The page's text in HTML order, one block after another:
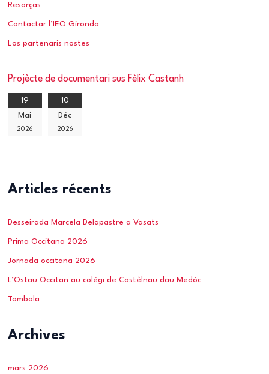
Resorças
Contactar l’IEO Gironda
Los partenaris nostes
Projècte de documentari sus Fèlix Castanh
19
Mai
2026
10
Déc
2026
Articles récents
Desseirada Marcela Delapastre a Vasats
Prima Occitana 2026
Jornada occitana 2026
L’Ostau Occitan au colègi de Castèlnau dau Medòc
Tombola
Archives
mars 2026